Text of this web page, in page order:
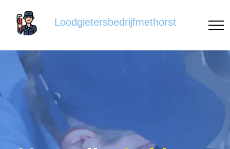
Loodgietersbedrijfmethorst